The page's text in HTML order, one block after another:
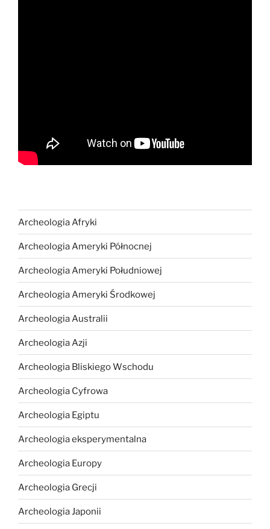
Archeologia Afryki
Archeologia Ameryki Północnej
Archeologia Ameryki Południowej
Archeologia Ameryki Środkowej
Archeologia Australii
Archeologia Azji
Archeologia Bliskiego Wschodu
Archeologia Cyfrowa
Archeologia Egiptu
Archeologia eksperymentalna
Archeologia Europy
Archeologia Grecji
Archeologia Japonii